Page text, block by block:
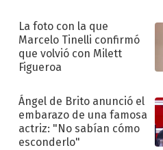
La foto con la que
Marcelo Tinelli confirmó
que volvió con Milett
Figueroa
Ángel de Brito anunció el
embarazo de una famosa
actriz: "No sabían cómo
esconderlo"